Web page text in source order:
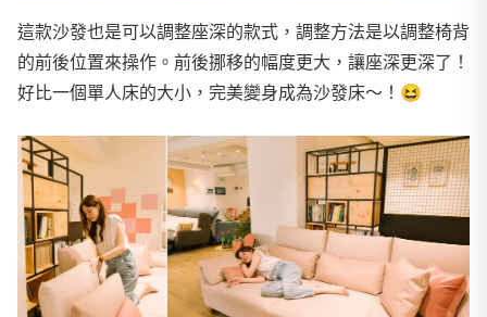
這款沙發也是可以調整座深的款式，調整方法是以調整椅背
的前後位置來操作。前後挪移的幅度更大，讓座深更深了！
好比一個單人床的大小，完美變身成為沙發床～！ 😆